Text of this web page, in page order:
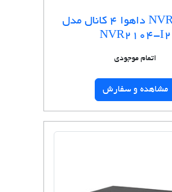
دستگاه NVR داهوا 4 کانال مدل
NVR2104-I2
اتمام موجودی
مشاهده و سفارش